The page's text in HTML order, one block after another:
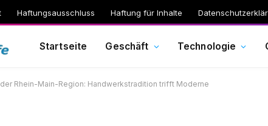
Haftungsausschluss Haftung für Inhalte
Startseite Geschäft Technologie
Rhein-Main-Region: Handwerkstradition trifft Moderne